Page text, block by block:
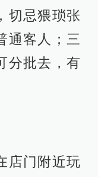
切忌猥琐张
通客人；三
分批去，有
店门附近玩